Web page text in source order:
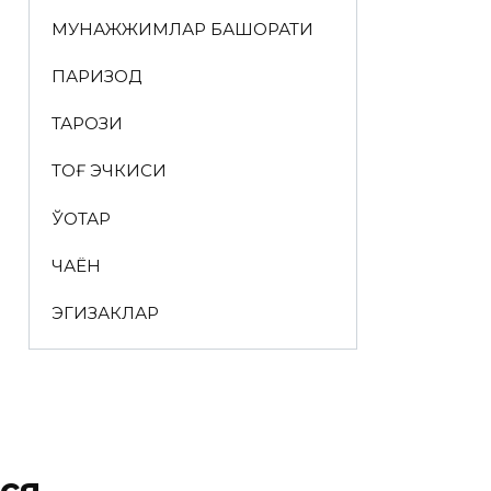
МУНАЖЖИМЛАР БАШОРАТИ
ПАРИЗОД
ТАРОЗИ
ТОҒ ЭЧКИСИ
ЎҚОТАР
ЧАЁН
ЭГИЗАКЛАР